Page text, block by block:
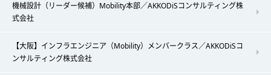
機械設計（リーダー候補）Mobility本部／AKKODiSコンサルティング株
式会社
【大阪】インフラエンジニア（Mobility）メンバークラス／AKKODiSコ
ンサルティング株式会社